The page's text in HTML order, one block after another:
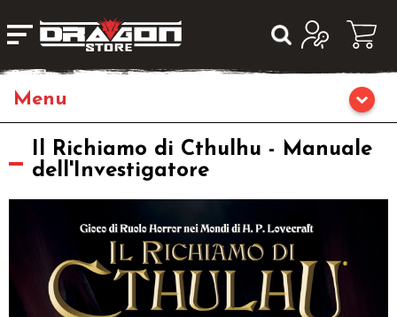
Giochi da Tavolo
Librigame
Editoria
Il Richiamo di Cthulhu - Manuale
dell'Investigatore